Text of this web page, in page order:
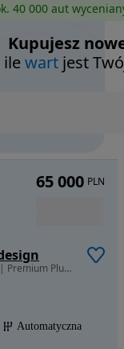
40 000 aut
Kupujesz
ilewart jest
1984 cm3 • 252 KM • Audi Q5 2.0 TFSI | 252 KM | Premium Plus | Panorama | USA [AUTO W PL]
Automatyczna
65 000 PLN